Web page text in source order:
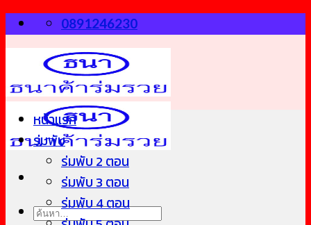
Skip
to
content
0891246230
ค้นหา:
หน้าแรก
ร่มพับ
ร่มพับ 2 ตอน
ร่มพับ 3 ตอน
ร่มพับ 4 ตอน